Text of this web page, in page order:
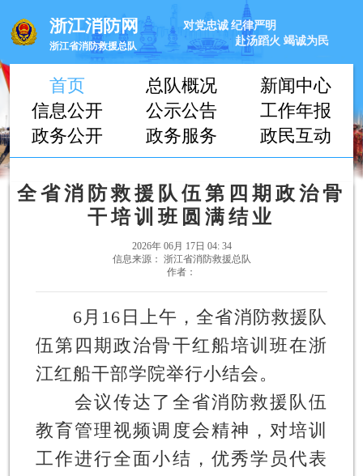
浙江消防网
浙江省消防救援总队
对党忠诚 纪律严明
赴汤蹈火 竭诚为民
首页 总队概况
新闻中心
信息公开
公示公告
工作年报
政务公开
政务服务 政民互动
全省消防救援队伍第四期政治骨
干培训班圆满结业
2026年 06月 17日 04: 34
信息来源： 浙江省消防救援总队
作者：
6月16日上午，全省消防救援队
伍第四期政治骨干红船培训班在浙
江红船干部学院举行小结会。
会议传达了全省消防救援队伍
教育管理视频调度会精神，对培训
工作进行全面小结，优秀学员代表